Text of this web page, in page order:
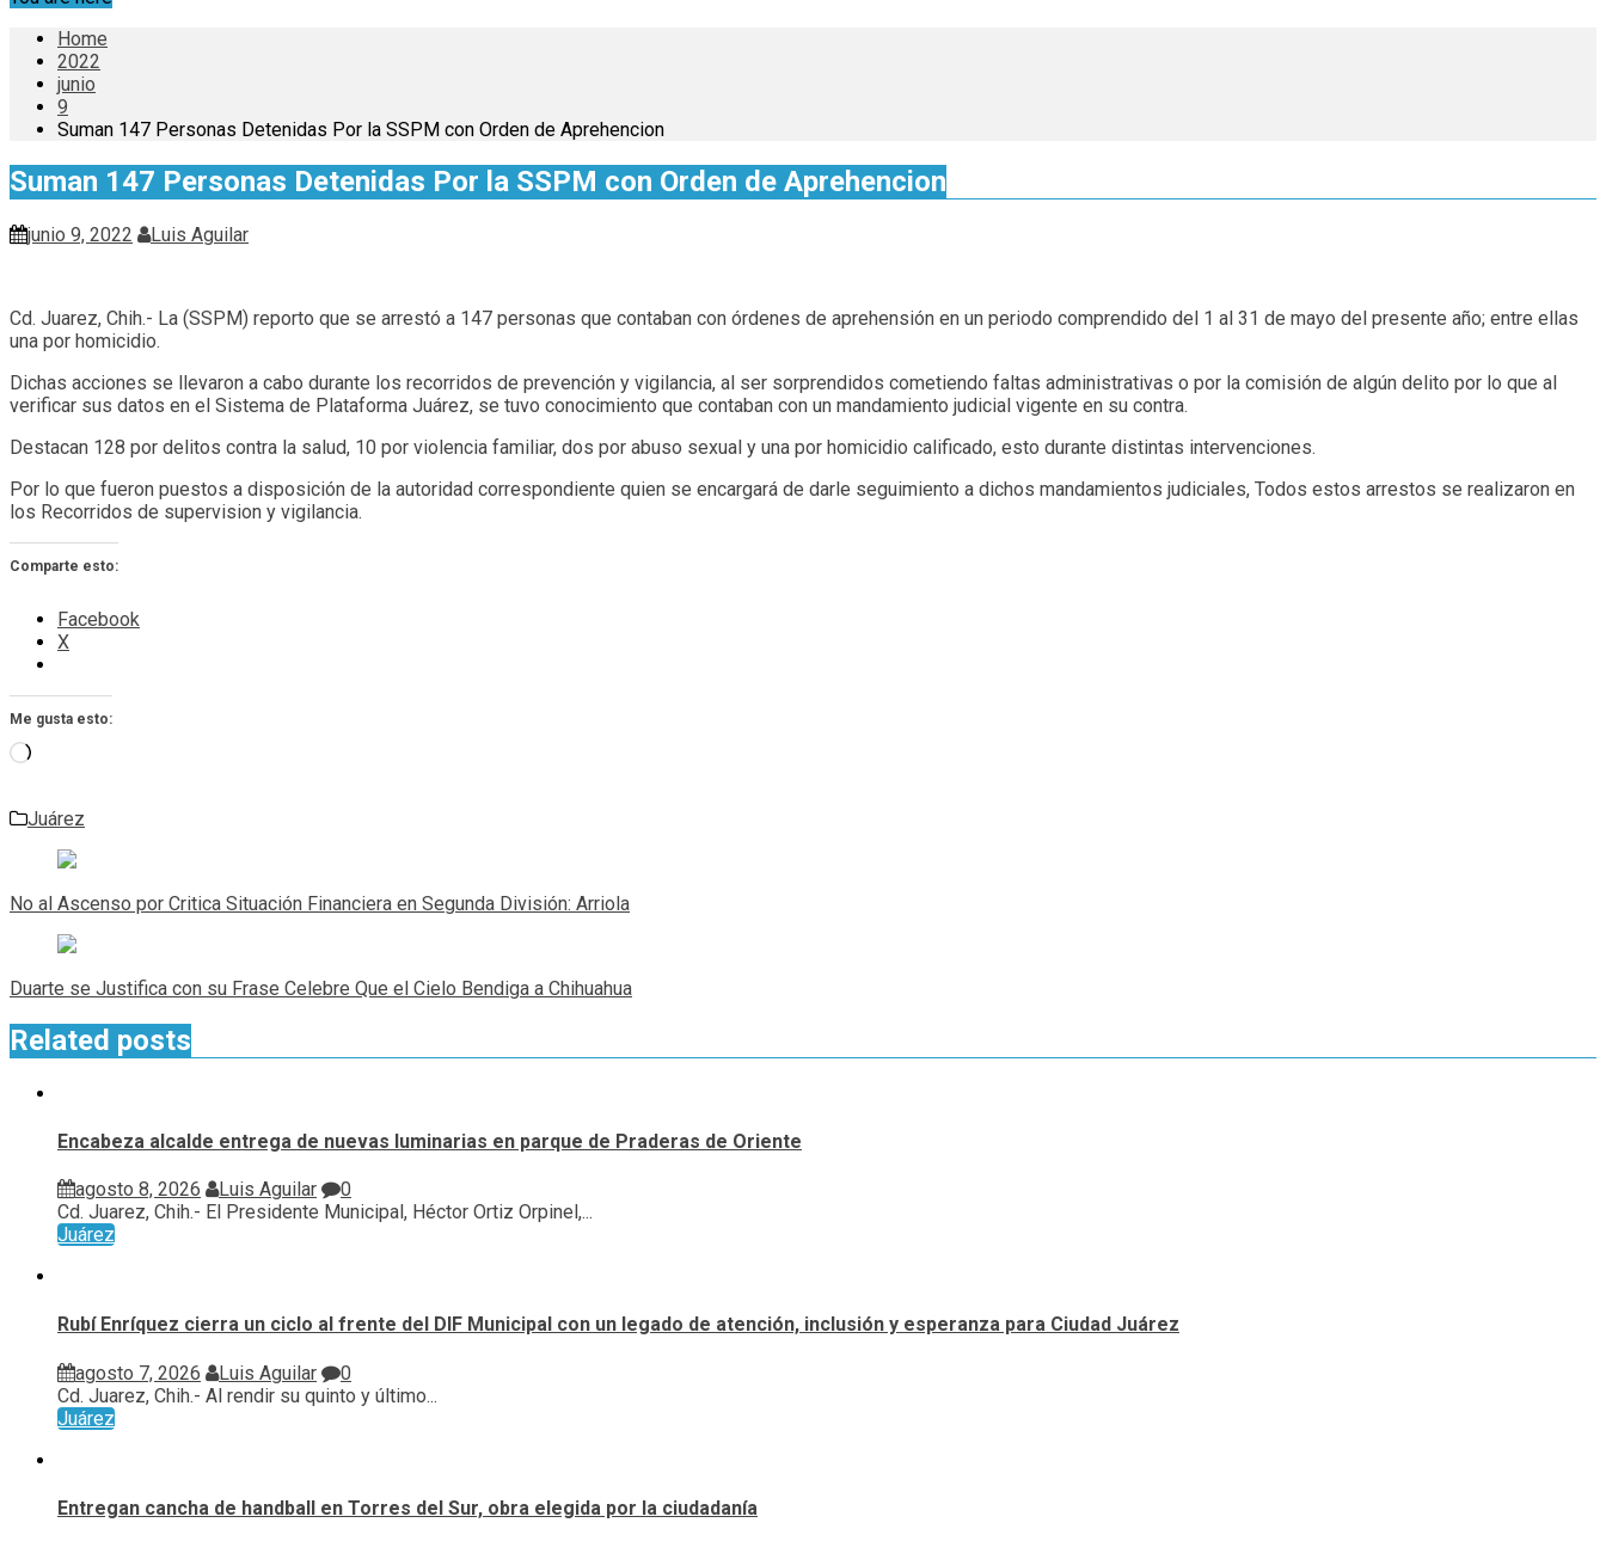
Home
2022
junio
9
Suman 147 Personas Detenidas Por la SSPM con Orden de Aprehencion
Suman 147 Personas Detenidas Por la SSPM con Orden de Aprehencion
junio 9, 2022 Luis Aguilar
Cd. Juarez, Chih.- La (SSPM) reporto que se arrestó a 147 personas que contaban con órdenes de aprehensión en un periodo comprendido del 1 al 31 de mayo del presente año; entre ellas
una por homicidio.
Dichas acciones se llevaron a cabo durante los recorridos de prevención y vigilancia, al ser sorprendidos cometiendo faltas administrativas o por la comisión de algún delito por lo que al
verificar sus datos en el Sistema de Plataforma Juárez, se tuvo conocimiento que contaban con un mandamiento judicial vigente en su contra.
Destacan 128 por delitos contra la salud, 10 por violencia familiar, dos por abuso sexual y una por homicidio calificado, esto durante distintas intervenciones.
Por lo que fueron puestos a disposición de la autoridad correspondiente quien se encargará de darle seguimiento a dichos mandamientos judiciales, Todos estos arrestos se realizaron en
los Recorridos de supervision y vigilancia.
Comparte esto:
Facebook
X
Me gusta esto:
Cargando...
Juárez
Navegación
de
entradas
No al Ascenso por Critica Situación Financiera en Segunda División: Arriola
Duarte se Justifica con su Frase Celebre Que el Cielo Bendiga a Chihuahua
Related posts
Encabeza alcalde entrega de nuevas luminarias en parque de Praderas de Oriente
agosto 8, 2026 Luis Aguilar
0
Cd. Juarez, Chih.- El Presidente Municipal, Héctor Ortiz Orpinel,...
Juárez
Rubí Enríquez cierra un ciclo al frente del DIF Municipal con un legado de atención, inclusión y esperanza para Ciudad Juárez
agosto 7, 2026 Luis Aguilar
0
Cd. Juarez, Chih.- Al rendir su quinto y último...
Juárez
Entregan cancha de handball en Torres del Sur, obra elegida por la ciudadanía